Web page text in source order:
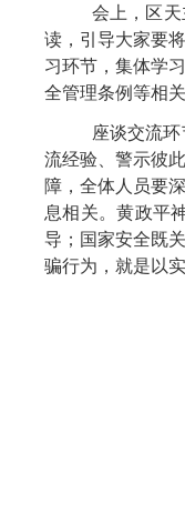
会上，区
读，引导大家要
习环节，集体学
全管理条例等相
座谈交流
流经验、警示彼
障，全体人员要
息相关。黄政平
导；国家安全既
骗行为，就是以